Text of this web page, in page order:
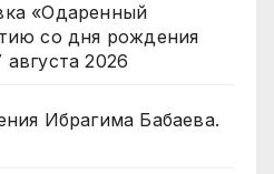
«Одаренный
со дня рождения
августа 2026
Ибрагима Бабаева.